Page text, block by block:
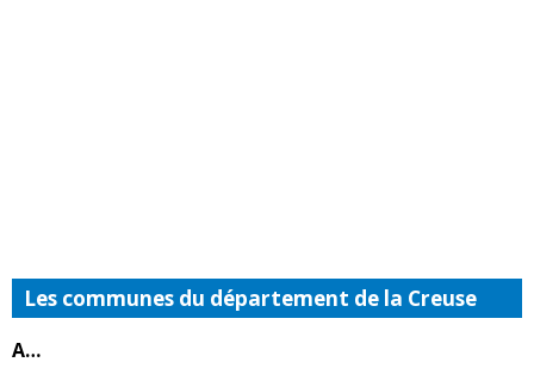
Les communes du département de la Creuse
A…